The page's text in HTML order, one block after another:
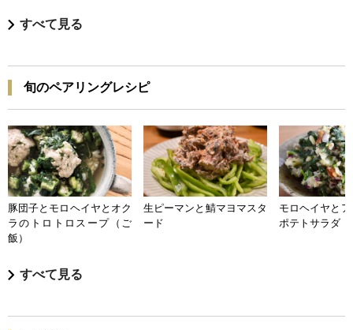
すべて見る
旬のペアリングレシピ
豚団子とモロヘイヤとオク
ラのトロトロスープ（ご
飯）
生ピーマンと鯖マヨマスタ
ード
モロヘイヤと
ポテトサラダ
すべて見る